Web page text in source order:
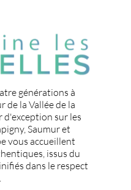
générations à
de la Vallée de la
d'exception sur les
Saumur et
vous accueillent
issus du
dans le respect